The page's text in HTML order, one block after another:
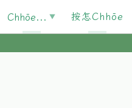
Chhōe... 按怎Chhōe